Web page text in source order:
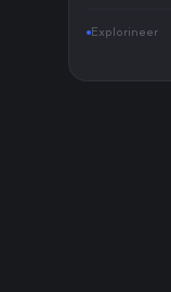
Explorineer